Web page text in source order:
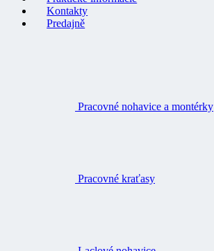
Kontakty
Predajně
Pracovné nohavice a montérky
Pracovné kraťasy